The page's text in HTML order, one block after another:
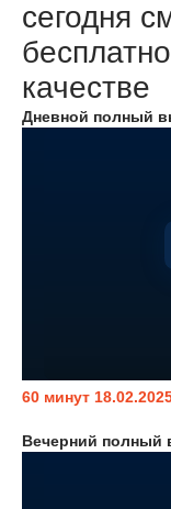
сегодня
качестве
Дневной полный
60 минут
Вечерний полный